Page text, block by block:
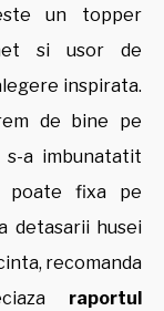
un topper
si usor de
inspirata.
de bine pe
a imbunatatit
poate fixa pe
detasarii husei
recomanda
raportul